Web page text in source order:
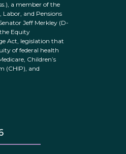
a member of the
Labor, and Pensions
Jeff Merkley (D-
Equity
Act, legislation that
of federal health
Children’s
(CHIP), and